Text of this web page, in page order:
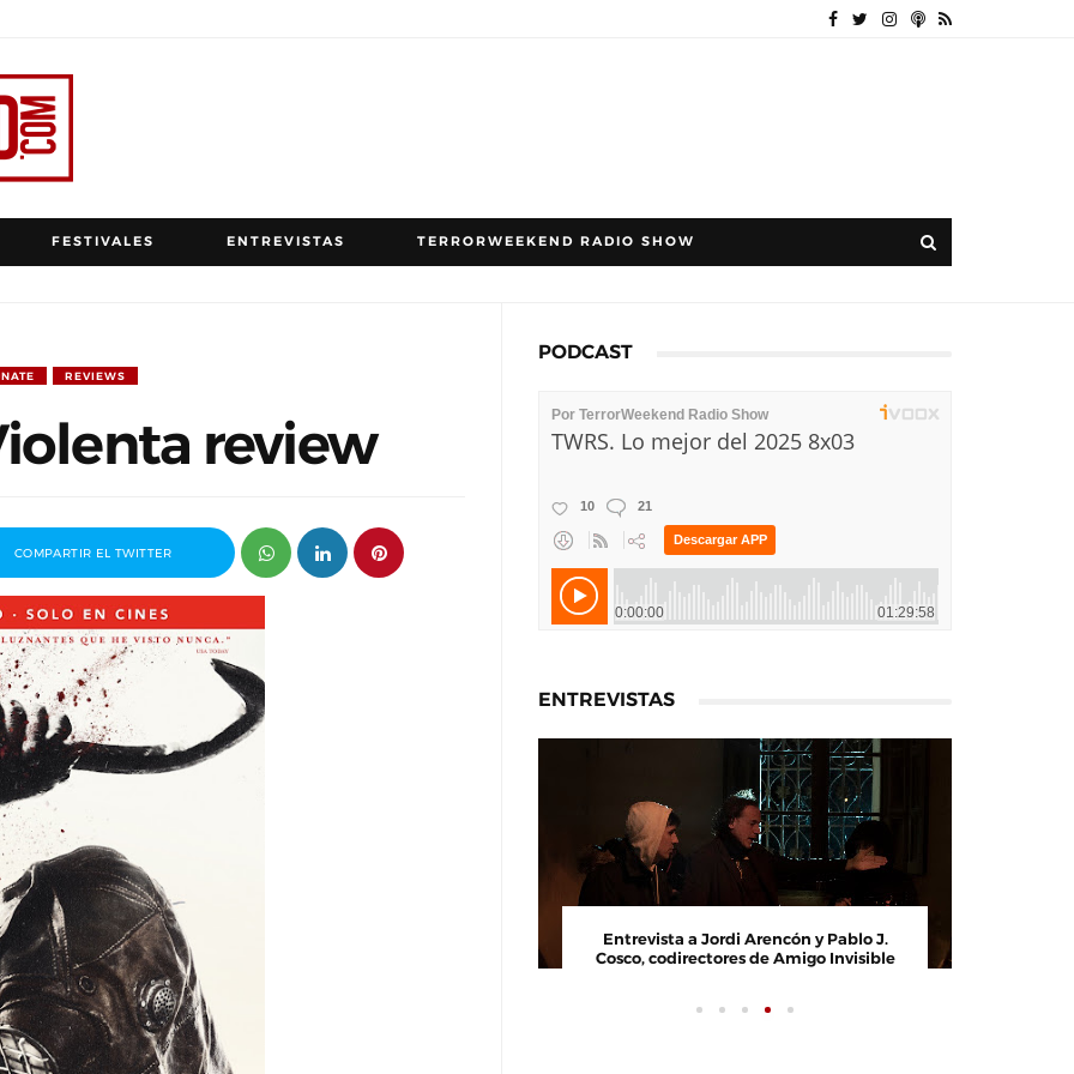
FESTIVALES ENTREVISTAS TERRORWEEKEND RADIO SHOW
REVIEWS
review
COMPARTIR EL TWITTER
PODCAST
ENTREVISTAS
Entrevista a Paco Arasanz, director y
guionista de Nos Veremos Esta Noche,
Entrevista a Javier Rueda, organizador
premio
2026